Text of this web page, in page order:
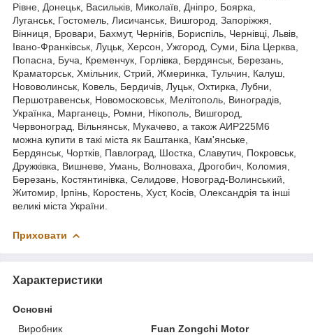
Рівне, Донецьк, Васильків, Миколаїв, Дніпро, Боярка,
Луганськ, Гостомель, Лисичанськ, Вишгород, Запоріжжя,
Вінниця, Бровари, Бахмут, Чернігів, Бориспіль, Чернівці, Львів,
Івано-Франківськ, Луцьк, Херсон, Ужгород, Суми, Біла Церква,
Попасна, Буча, Кременчук, Горлівка, Бердянськ, Березань,
Краматорськ, Хмільник, Стрий, Жмеринка, Тульчин, Калуш,
Нововолинськ, Ковель, Бердичів, Луцьк, Охтирка, Лубни,
Першотравенськ, Новомосковськ, Мелітополь, Виноградів,
Українка, Марганець, Ромни, Нікополь, Вишгород,
Червоноград, Вільнянськ, Мукачево, а також АИР225М6
можна купити в такі міста як Баштанка, Кам'янське,
Бердянськ, Чортків, Павлоград, Шостка, Славутич, Покровськ,
Дружківка, Вишневе, Умань, Волноваха, Дрогобич, Коломия,
Березань, Костянтинівка, Селидове, Новоград-Волинський,
Житомир, Ірпінь, Коростень, Хуст, Косів, Олександрія та інші
великі міста України.
Приховати
Характеристики
Основні
Виробник
Fuan Zongchi Motor